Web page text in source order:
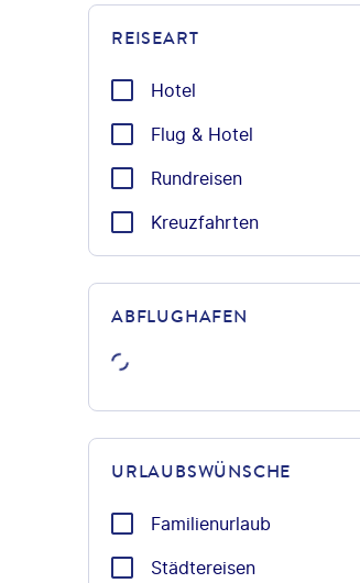
REISEART
Hotel
Flug & Hotel
Rundreisen
Kreuzfahrten
ABFLUGHAFEN
URLAUBSWÜNSCHE
Familienurlaub
Städtereisen